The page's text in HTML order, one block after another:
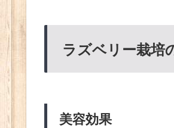
ラズベリー栽培
美容効果